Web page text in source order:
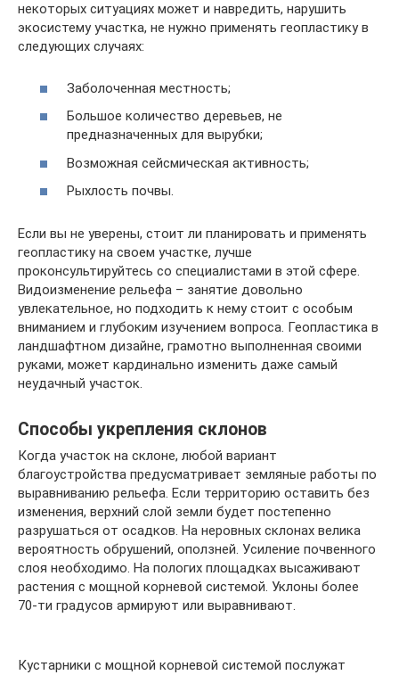
некоторых ситуациях может и навредить, нарушить
экосистему участка, не нужно применять геопластику в
следующих случаях:
Заболоченная местность;
Большое количество деревьев, не
предназначенных для вырубки;
Возможная сейсмическая активность;
Рыхлость почвы.
Если вы не уверены, стоит ли планировать и применять
геопластику на своем участке, лучше
проконсультируйтесь со специалистами в этой сфере.
Видоизменение рельефа – занятие довольно
увлекательное, но подходить к нему стоит с особым
вниманием и глубоким изучением вопроса. Геопластика в
ландшафтном дизайне, грамотно выполненная своими
руками, может кардинально изменить даже самый
неудачный участок.
Способы укрепления склонов
Когда участок на склоне, любой вариант
благоустройства предусматривает земляные работы по
выравниванию рельефа. Если территорию оставить без
изменения, верхний слой земли будет постепенно
разрушаться от осадков. На неровных склонах велика
вероятность обрушений, оползней. Усиление почвенного
слоя необходимо. На пологих площадках высаживают
растения с мощной корневой системой. Уклоны более
70-ти градусов армируют или выравнивают.
Кустарники с мощной корневой системой послужат